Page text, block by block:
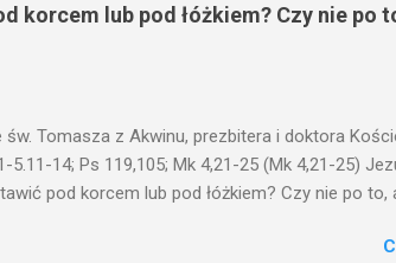
korcem lub pod łóżkiem? Czy nie po
Tomasza z Akwinu, prezbitera i doktora
5.11-14; Ps 119,105; Mk 4,21-25 (Mk 4,21-25)
pod korcem lub pod łóżkiem? Czy nie po to,
to, czego słuchacie. Taką samą miarą, jaką wy